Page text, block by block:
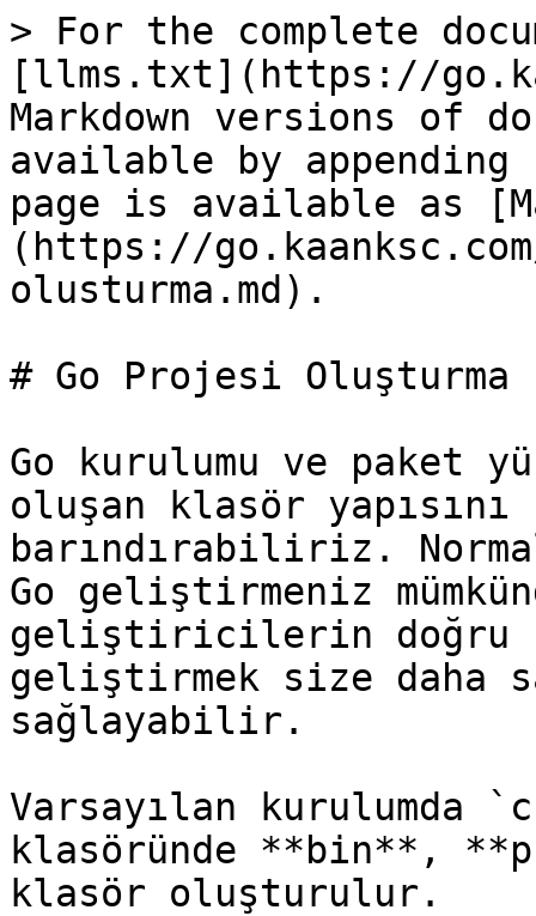
> For the complete
[llms.txt](https://
Markdown versions of
available by
page is available as
(https://
olusturma.md).
# Go Projesi Oluşturma
Go kurulumu ve paket
oluşan klasör
barındırabiliriz.
Go geliştirmeniz
geliştiricilerin doğru
geliştirmek size daha
sağlayabilir.
Varsayılan kurulumda
klasöründe **bin**,
klasör oluşturulur.